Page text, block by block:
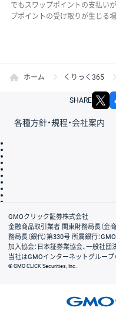
でもスワップポイントの支払い
プポイントの受け取りが生じる場
ホーム くりっく365
SHARE
各種方針・規程・会社案内
会社案内
GMOクリック証券株式会社
金融商品取引業者 関東財務局長（金
務局長（銀代）第330号 所属銀行：
加入協会：日本証券業協会、一般社
当社はGMOインターネットグループ
© GMO CLICK Securities, Inc.